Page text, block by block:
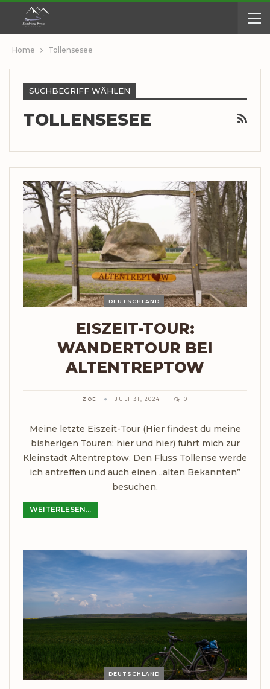
Home Tollensesee
SUCHBEGRIFF WÄHLEN
TOLLENSESEE
DEUTSCHLAND
EISZEIT-TOUR:
WANDERTOUR BEI
ALTENTREPTOW
ZOE JULI 31, 2024 0
Meine letzte Eiszeit-Tour (Hier findest du meine
bisherigen Touren: hier und hier) führt mich zur
Kleinstadt Altentreptow. Den Fluss Tollense werde
ich antreffen und auch einen „alten Bekannten”
besuchen.
WEITERLESEN...
DEUTSCHLAND